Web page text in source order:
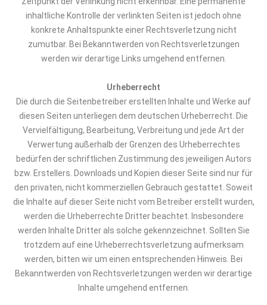
inhaltliche Kontrolle der verlinkten Seiten ist jedoch ohne
konkrete Anhaltspunkte einer Rechtsverletzung nicht
zumutbar. Bei Bekanntwerden von Rechtsverletzungen
werden wir derartige Links umgehend entfernen.
Urheberrecht
Die durch die Seitenbetreiber erstellten Inhalte und Werke auf
diesen Seiten unterliegen dem deutschen Urheberrecht. Die
Vervielfältigung, Bearbeitung, Verbreitung und jede Art der
Verwertung außerhalb der Grenzen des Urheberrechtes
bedürfen der schriftlichen Zustimmung des jeweiligen Autors
bzw. Erstellers. Downloads und Kopien dieser Seite sind nur für
den privaten, nicht kommerziellen Gebrauch gestattet. Soweit
die Inhalte auf dieser Seite nicht vom Betreiber erstellt wurden,
werden die Urheberrechte Dritter beachtet. Insbesondere
werden Inhalte Dritter als solche gekennzeichnet. Sollten Sie
trotzdem auf eine Urheberrechtsverletzung aufmerksam
werden, bitten wir um einen entsprechenden Hinweis. Bei
Bekanntwerden von Rechtsverletzungen werden wir derartige
Inhalte umgehend entfernen.